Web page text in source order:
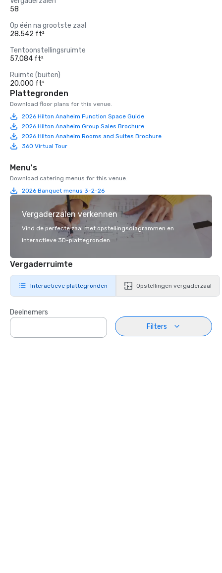
58
Op één na grootste zaal
28.542 ft²
Tentoonstellingsruimte
57.084 ft²
Ruimte (buiten)
20.000 ft²
Plattegronden
Download floor plans for this venue.
2026 Hilton Anaheim Function Space Guide
2026 Hilton Anaheim Group Sales Brochure
2026 Hilton Anaheim Rooms and Suites Brochure
360 Virtual Tour
Menu's
Download catering menus for this venue.
2026 Banquet menus 3-2-26
Vergaderzalen verkennen
Vind de perfecte zaal met opstellingsdiagrammen en
interactieve 3D-plattegronden.
Vergaderruimte
Interactieve plattegronden Opstellingen vergaderzaal
Deelnemers
Filters